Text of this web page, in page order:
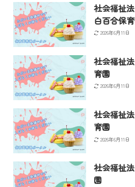
社会福祉
白百合保
2026年6月11日
社会福祉
育園
2026年6月11日
社会福祉
育園
2026年6月11日
社会福祉
園